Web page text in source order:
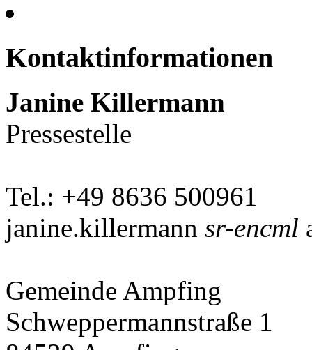
Kontaktinformationen
Janine Killermann
Pressestelle
Tel.: +49 8636 500961
janine.killermann sr-encml
Gemeinde Ampfing
Schweppermannstraße 1